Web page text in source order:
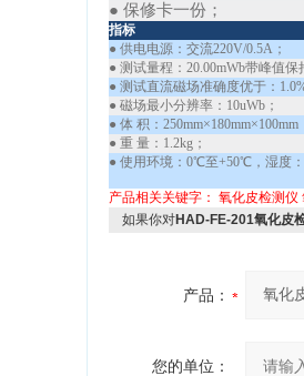
● 保修卡一份；
指标
● 供电电源：交流220V/0.5A；
● 测试量程：20.00mWb带峰值保
● 测试直流磁场准确度优于：
● 磁场最小分辨率：10uWb；
● 体 积：250mm×180mm×100mm
● 重 量：1.2kg；
● 使用环境：0℃至+50℃，湿度
产品相关关键字： 氧化皮检测仪
如果你对HAD-FE-201氧化皮
产品：
您的单位：